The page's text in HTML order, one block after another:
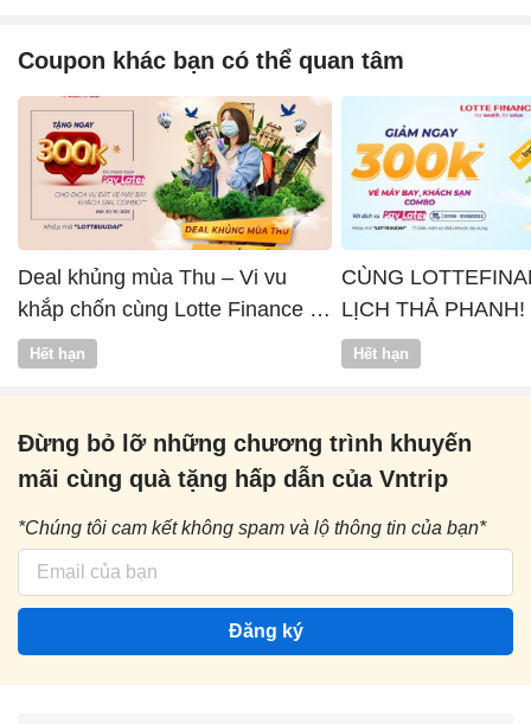
Coupon khác bạn có thể quan tâm
Deal khủng mùa Thu – Vi vu
khắp chốn cùng Lotte Finance x
Vntrip
Hết hạn
CÙNG
LỊCH THẢ PHANH!
Hết hạn
Đừng bỏ lỡ những chương trình khuyến
mãi cùng quà tặng hấp dẫn của Vntrip
*Chúng tôi cam kết không spam và lộ thông tin của bạn*
Đăng ký